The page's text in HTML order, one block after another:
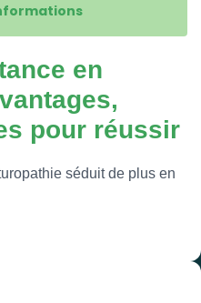
en
pour réussir
séduit de plus en